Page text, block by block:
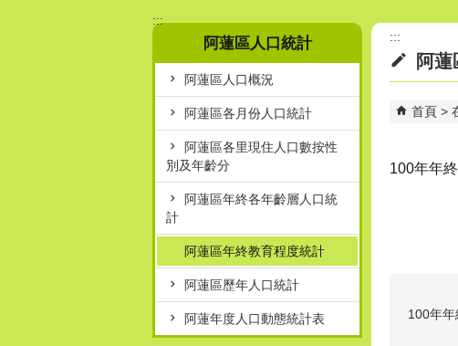
:::
阿蓮區人口統計
阿蓮區人口概況
阿蓮區各月份人口統計
阿蓮區各里現住人口數按性
別及年齡分
阿蓮區年終各年齡層人口統
計
阿蓮區年終教育程度統計
阿蓮區歷年人口統計
阿蓮年度人口動態統計表
:::
阿
首頁
100年年
100年